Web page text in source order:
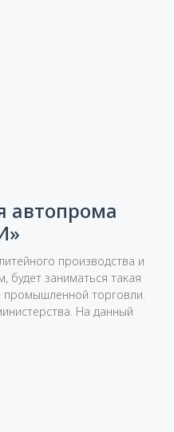
производства и
будет заниматься такая
промышленной торговли.
На данный